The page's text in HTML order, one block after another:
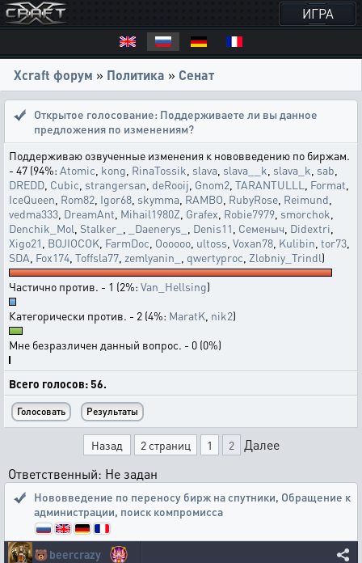
ИГРА
Xcraft форум » Политика » Сенат
Открытое голосование: Поддерживаете ли вы данное
предложения по изменениям?
Поддерживаю озвученные изменения к нововведению по биржам.
- 47 (94%: Atomic kong RinaTossik slava slava__k slava_k sab
DREDD Cubic strangersan deRooij Gnom2 TARANTULLL Format
IceQueen Rom82 Igor68 skymma RAMBO RubyRose Reimund
vedma333 DreamAnt Mihail1980Z Grafex Robie7979 smorchok
Denchik_Mol Stalker_ _Daenerys_ Denis11 Семеныч Didextri
Xigo21 BOJIOCOK FarmDoc Oooooo ultoss Voxan78 Kulibin tor73
SDA Fox174 Toffsla77 zemlyanin_ qwertyproc Zlobniy_Trindl)
Частично против. - 1 (2%: Van_Hellsing)
Категорически против. - 2 (4%: MaratK nik2)
Мне безразличен данный вопрос. - 0 (0%)
Всего голосов: 56.
Назад 2 страниц 1 2
Далее
Ответственный: Не задан
Нововведение по переносу бирж на спутники, Обращение к
администрации, поиск компромисса
🐻beercrazy